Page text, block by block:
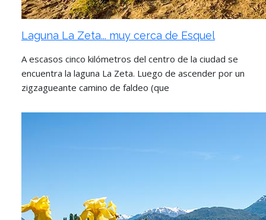
Laguna La Zeta... muy cerca de Esquel
A escasos cinco kilómetros del centro de la ciudad se
encuentra la laguna La Zeta. Luego de ascender por un
zigzagueante camino de faldeo (que